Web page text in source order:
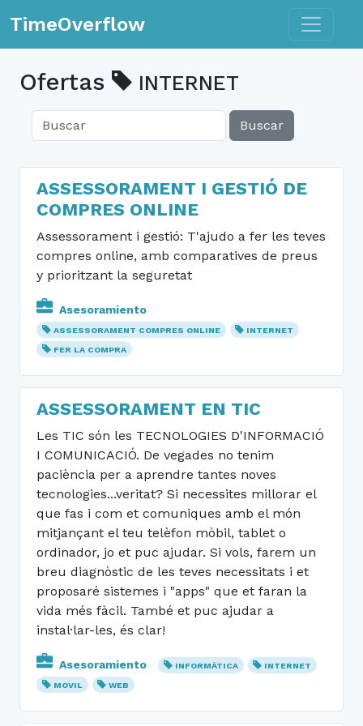
TimeOverflow Toggle
Ofertas INTERNET
Buscar
ASSESSORAMENT I GESTIÓ DE
COMPRES ONLINE
Assessorament i gestió: T'ajudo a fer les teves
compres online, amb comparatives de preus
y prioritzant la seguretat
Asesoramiento
ASSESSORAMENT COMPRES ONLINE
INTERNET
FER LA COMPRA
ASSESSORAMENT EN TIC
Les TIC són les TECNOLOGIES D'INFORMACIÓ
I COMUNICACIÓ. De vegades no tenim
paciència per a aprendre tantes noves
tecnologies...veritat? Si necessites millorar el
que fas i com et comuniques amb el món
mitjançant el teu telèfon mòbil, tablet o
ordinador, jo et puc ajudar. Si vols, farem un
breu diagnòstic de les teves necessitats i et
proposaré sistemes i "apps" que et faran la
vida més fàcil. També et puc ajudar a
instal·lar-les, és clar!
Asesoramiento INFORMÀTICA
INTERNET
MOVIL
WEB